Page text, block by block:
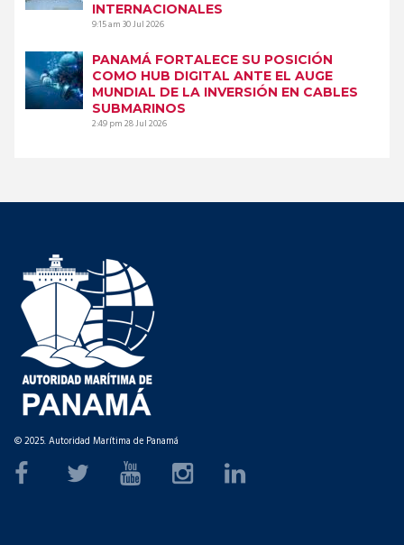
INTERNACIONALES
9:15 am30 Jul 2026
PANAMÁ FORTALECE SU POSICIÓN
COMO HUB DIGITAL ANTE EL AUGE
MUNDIAL DE LA INVERSIÓN EN CABLES
SUBMARINOS
2:49 pm28 Jul 2026
© 2025. Autoridad Marítima de Panamá